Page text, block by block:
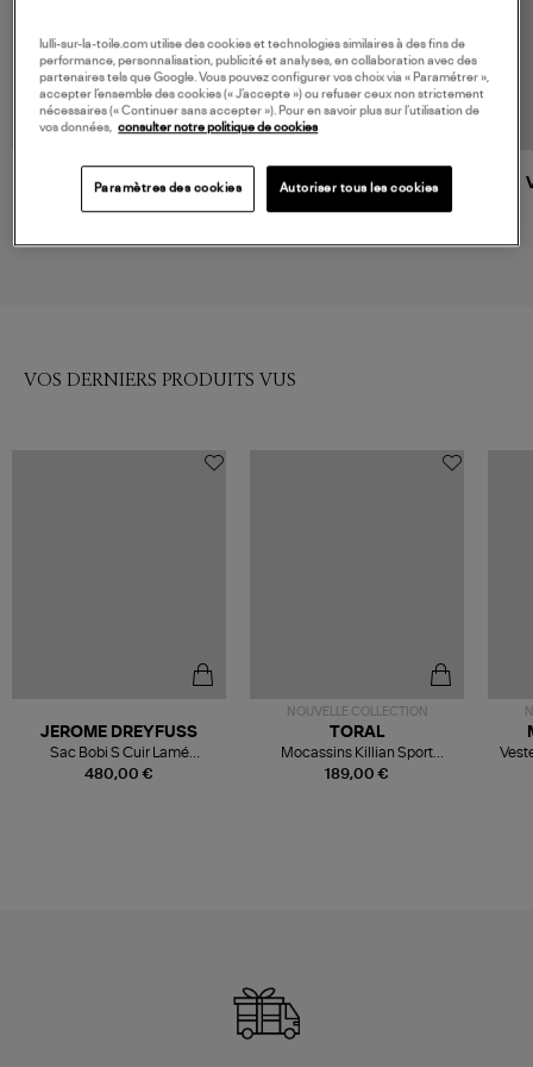
BELIZA VANESSA BRUNO
VOS DERNIERS PRODUITS VUS
480,00 €
JEROME DREYFUSS
Sac Bobi S Cuir Lamé
Champagne
NOUVELLE COLLECTION
189,00 €
TORAL
Mocassins Killian Sport
Mousse
lulli-sur-la-toile.com utilise des cookies et technologies similaires à des fins de
performance, personnalisation, publicité et analyses, en collaboration avec des
partenaires tels que Google. Vous pouvez configurer vos choix via « Paramétrer »,
accepter l’ensemble des cookies (« J’accepte ») ou refuser ceux non strictement
nécessaires (« Continuer sans accepter »). Pour en savoir plus sur l’utilisation de
vos données, consulter notre politique de cookies
Paramètres des cookies Autoriser tous les cookies